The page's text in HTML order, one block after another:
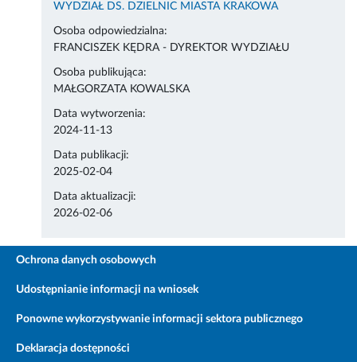
WYDZIAŁ DS. DZIELNIC MIASTA KRAKOWA
Osoba odpowiedzialna:
FRANCISZEK KĘDRA - DYREKTOR WYDZIAŁU
Osoba publikująca:
MAŁGORZATA KOWALSKA
Data wytworzenia:
2024-11-13
Data publikacji:
2025-02-04
Data aktualizacji:
2026-02-06
Ochrona danych osobowych
Udostępnianie informacji na wniosek
Ponowne wykorzystywanie informacji sektora publicznego
Deklaracja dostępności